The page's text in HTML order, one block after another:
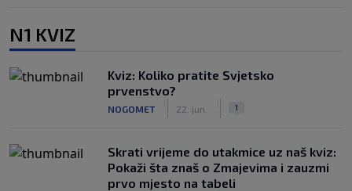
N1 KVIZ
Kviz: Koliko pratite Svjetsko
prvenstvo?
NOGOMET 22. jun. 1
Skrati vrijeme do utakmice uz naš kviz:
Pokaži šta znaš o Zmajevima i zauzmi
prvo mjesto na tabeli